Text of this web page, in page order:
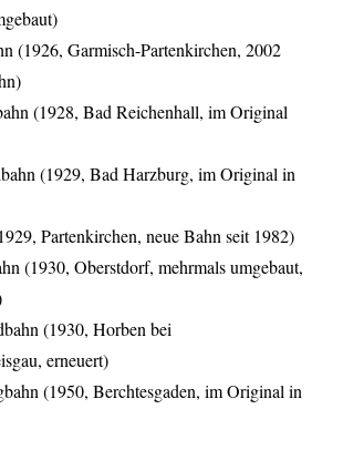
(1926, Garmisch-Partenkirchen, 2002
(1928, Bad Reichenhall, im Original
(1929, Bad Harzburg, im Original in
Partenkirchen, neue Bahn seit 1982)
(1930, Oberstdorf, mehrmals umgebaut,
(1930, Horben bei
erneuert)
(1950, Berchtesgaden, im Original in